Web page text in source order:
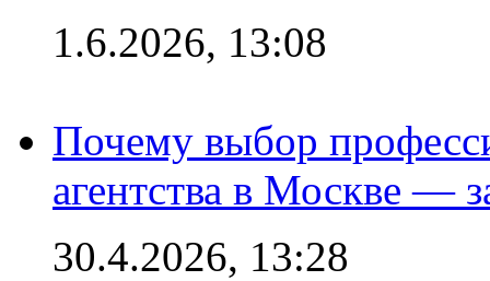
1.6.2026, 13:08
Почему выбор
агентства в Москве —
30.4.2026, 13:28